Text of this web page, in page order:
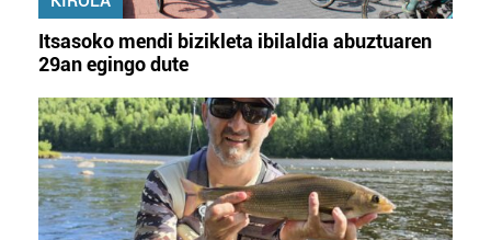
Itsasoko mendi bizikleta ibilaldia abuztuaren
29an egingo dute